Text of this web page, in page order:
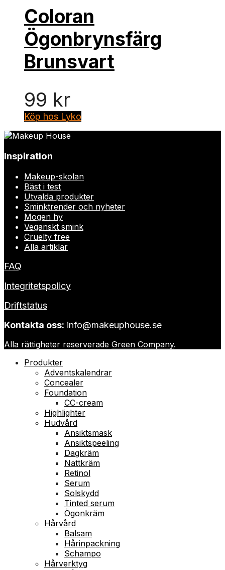
Coloran
Ögonbrynsfärg
Brunsvart
99 kr
Köp hos Lyko
Inspiration
Makeup-skolan
Bäst i test
Utvalda produkter
Sminktrender och nyheter
Mogen hy
Veganskt smink
Cruelty free
Alla artiklar
FAQ
Integritetspolicy
Driftstatus
Kontakta oss: info@makeuphouse.se
Alla rättigheter reserverade Green Company.
Produkter
Adventskalendrar
Concealer
Foundation
CC-cream
Highlighter
Hudvård
Ansiktsmask
Ansiktspeeling
Dagkräm
Nattkräm
Retinol
Serum
Solskydd
Tinted serum
Ögonkräm
Hårvård
Balsam
Hårinpackning
Schampo
Hårverktyg